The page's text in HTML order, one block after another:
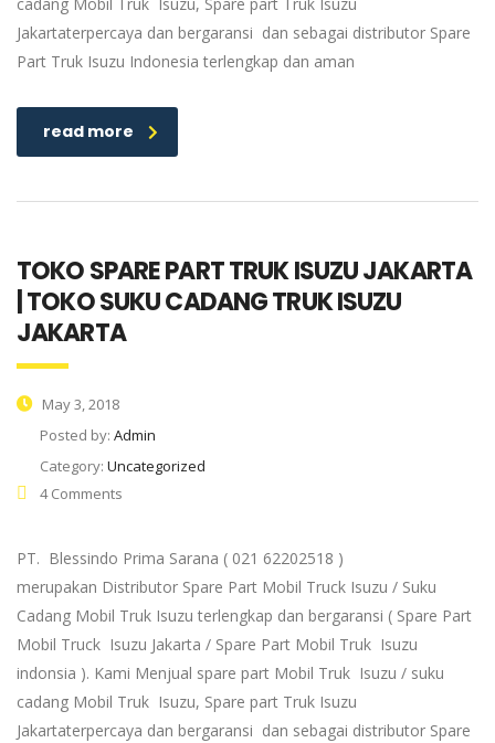
cadang Mobil Truk Isuzu, Spare part Truk Isuzu
Jakartaterpercaya dan bergaransi dan sebagai distributor Spare
Part Truk Isuzu Indonesia terlengkap dan aman
read more
TOKO SPARE PART TRUK ISUZU JAKARTA
| TOKO SUKU CADANG TRUK ISUZU
JAKARTA
May 3, 2018
Posted by: Admin
Category: Uncategorized
4 Comments
PT. Blessindo Prima Sarana ( 021 62202518 )
merupakan Distributor Spare Part Mobil Truck Isuzu / Suku
Cadang Mobil Truk Isuzu terlengkap dan bergaransi ( Spare Part
Mobil Truck Isuzu Jakarta / Spare Part Mobil Truk Isuzu
indonsia ). Kami Menjual spare part Mobil Truk Isuzu / suku
cadang Mobil Truk Isuzu, Spare part Truk Isuzu
Jakartaterpercaya dan bergaransi dan sebagai distributor Spare